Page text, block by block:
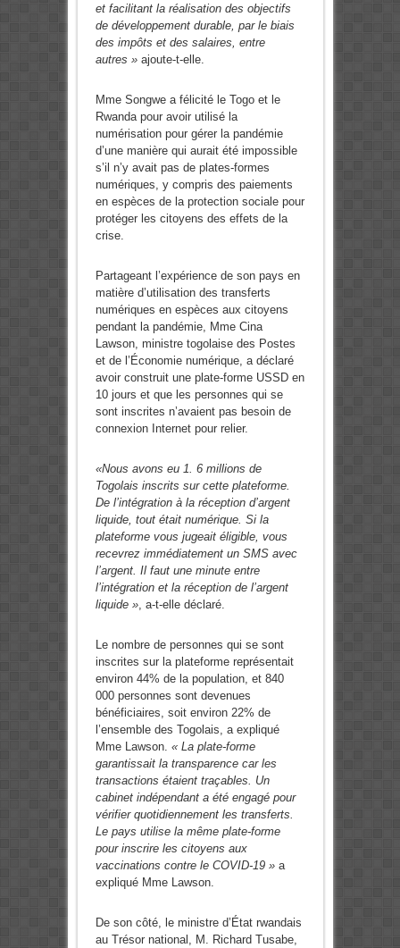
et facilitant la réalisation des objectifs
de développement durable, par le biais
des impôts et des salaires, entre
autres »ajoute-t-elle.
Mme Songwe a félicité le Togo et le
Rwanda pour avoir utilisé la
numérisation pour gérer la pandémie
d’une manière qui aurait été impossible
s’il n’y avait pas de plates-formes
numériques, y compris des paiements
en espèces de la protection sociale pour
protéger les citoyens des effets de la
crise.
Partageant l’expérience de son pays en
matière d’utilisation des transferts
numériques en espèces aux citoyens
pendant la pandémie, Mme Cina
Lawson, ministre togolaise des Postes
et de l’Économie numérique, a déclaré
avoir construit une plate-forme USSD en
10 jours et que les personnes qui se
sont inscrites n’avaient pas besoin de
connexion Internet pour relier.
«Nous avons eu 1. 6 millions de
Togolais inscrits sur cette plateforme.
De l’intégration à la réception d’argent
liquide, tout était numérique. Si la
plateforme vous jugeait éligible, vous
recevrez immédiatement un SMS avec
l’argent. Il faut une minute entre
l’intégration et la réception de l’argent
liquide », a-t-elle déclaré.
Le nombre de personnes qui se sont
inscrites sur la plateforme représentait
environ 44% de la population, et 840
000 personnes sont devenues
bénéficiaires, soit environ 22% de
l’ensemble des Togolais, a expliqué
Mme Lawson. « La plate-forme
garantissait la transparence car les
transactions étaient traçables. Un
cabinet indépendant a été engagé pour
vérifier quotidiennement les transferts.
Le pays utilise la même plate-forme
pour inscrire les citoyens aux
vaccinations contre le COVID-19 »a
expliqué Mme Lawson.
De son côté, le ministre d’État rwandais
au Trésor national, M. Richard Tusabe,